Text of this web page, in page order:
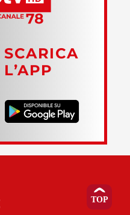
SCARICA
L’APP